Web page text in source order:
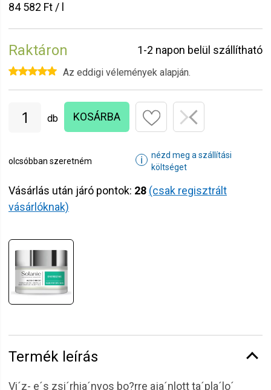
84 582 Ft / l
Raktáron 1-2 napon belül szállítható
Az eddigi vélemények alapján.
db KOSÁRBA
olcsóbban szeretném ℹ
nézd meg a szállítási
költséget
Vásárlás után járó pontok: 28 (csak regisztrált
vásárlóknak)
Termék leírás
Vi´z- e´s zsi´rhia´nyos bo?rre aja´nlott ta´pla´lo´